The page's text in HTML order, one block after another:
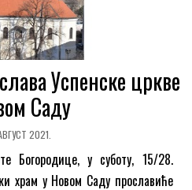
Успенске цркве
Саду
2021.
Богородице, у суботу, 15/28.
храм у Новом Саду прославиће